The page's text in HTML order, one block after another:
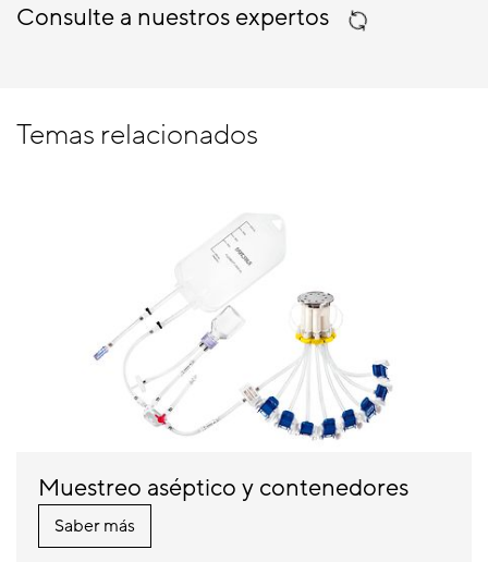
Consulte a nuestros expertos
Temas relacionados
Muestreo aséptico y contenedores
Saber más